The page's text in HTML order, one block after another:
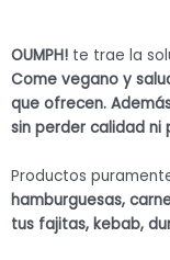
OUMPH! te trae la
Come vegano y
que ofrecen.
sin perder calidad
Productos
hamburguesas,
tus fajitas, kebab,